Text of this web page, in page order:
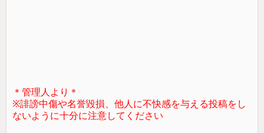
＊管理人より＊
※誹謗中傷や名誉毀損、他人に不快感を与える投稿をし
ないように十分に注意してください